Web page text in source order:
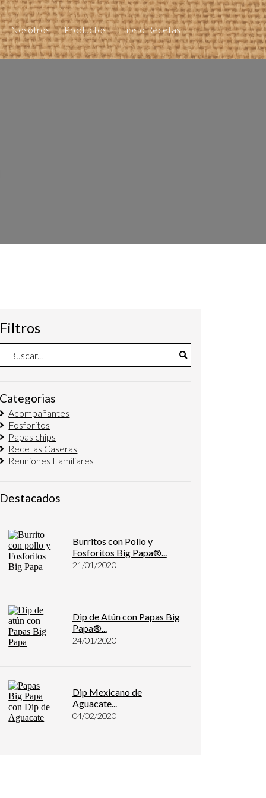
Nosotros Productos Tips o Recetas
Filtros
Categorias
Acompañantes
Fosforitos
Papas chips
Recetas Caseras
Reuniones Familiares
Destacados
Burritos con Pollo y
Fosforitos Big Papa®...
21/01/2020
Dip de Atún con Papas Big
Papa®...
24/01/2020
Dip Mexicano de
Aguacate...
04/02/2020